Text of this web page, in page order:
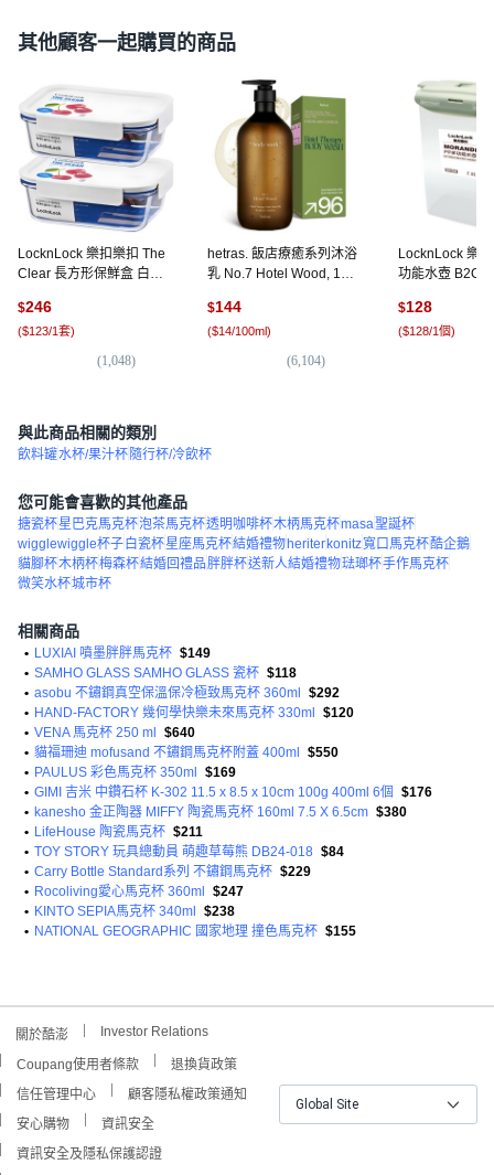
其他顧客一起購買的商品
LocknLock 樂扣樂扣 The
Clear 長方形保鮮盒 白色,
$246
($123/1套)
(1,048)
hetras. 飯店療癒系列沐浴
乳 No.7 Hotel Wood, 1個,
$144
($14/100ml)
(6,104)
LocknLock 樂
功能水壺
$128
($128/1個)
與此商品相關的類別
飲料罐水杯/果汁杯 隨行杯/冷飲杯
您可能會喜歡的其他產品
搪瓷杯星巴克馬克杯泡茶馬克杯透明咖啡杯木柄馬克杯masa聖誕杯
wigglewiggle杯子 白瓷杯星座馬克杯結婚禮物 heriter konitz寬口馬克杯酷企鵝
貓腳杯木柄杯梅森杯結婚回禮品胖胖杯送新人結婚禮物琺瑯杯手作馬克杯
微笑水杯城市杯
相關商品
• LUXIAI 噴墨胖胖馬克杯 $149
• SAMHO GLASS SAMHO GLASS 瓷杯 $118
• asobu 不鏽鋼真空保溫保冷極致馬克杯 360ml
$292
• HAND-FACTORY 幾何學快樂未來馬克杯 330ml
$120
• VENA 馬克杯 250 ml
$640
• 貓福珊迪 mofusand 不鏽鋼馬克杯附蓋 400ml
$550
• PAULUS 彩色馬克杯 350ml
$169
• GIMI 吉米 中鑽石杯 K-302 11.5 x 8.5 x 10cm 100g 400ml 6個 $176
• kanesho 金正陶器 MIFFY 陶瓷馬克杯 160ml 7.5 X 6.5cm $380
• LifeHouse 陶瓷馬克杯 $211
• TOY STORY 玩具總動員 萌趣草莓熊 DB24-018 $84
• Carry Bottle Standard系列 不鏽鋼馬克杯 $229
• Rocoliving愛心馬克杯 360ml
$247
• KINTO SEPIA馬克杯 340ml
$238
• NATIONAL GEOGRAPHIC 國家地理 撞色馬克杯 $155
關於酷澎 Investor Relations
Coupang使用者條款
退換貨政策
信任管理中心
顧客隱私權政策通知
安心購物
資訊安全
資訊安全及隱私保護認證
Global Site